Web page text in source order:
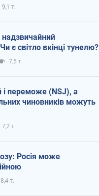
9,1 т.
надзвичайний
є світло вкінці тунелю?
7,5 т.
і переможе (NSJ), а
чиновників можуть
7,2 т.
Росія може
8,4 т.